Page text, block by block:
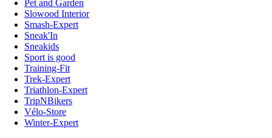
Pet and Garden
Slowood Interior
Smash-Expert
Sneak'In
Sneakids
Sport is good
Training-Fit
Trek-Expert
Triathlon-Expert
TripNBikers
Vélo-Store
Winter-Expert